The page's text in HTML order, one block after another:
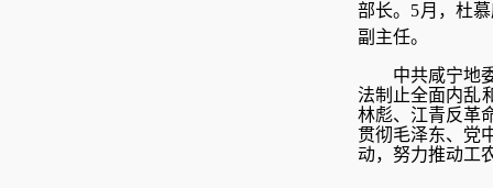
部长。5月，杜
副主任。
中共咸宁地
法制止全面内乱
林彪、江青反革
贯彻毛泽东、党
动，努力推动工